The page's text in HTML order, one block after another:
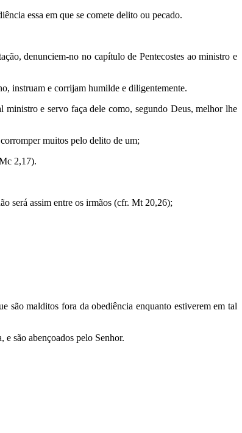
essa em que se comete delito ou pecado.
denunciem-no no capítulo de Pentecostes ao ministro e
instruam e corrijam humilde e diligentemente.
ministro e servo faça dele como, segundo Deus, melhor lhe
muitos pelo delito de um;
2,17).
será assim entre os irmãos (cfr. Mt 20,26);
são malditos fora da obediência enquanto estiverem em tal
e são abençoados pelo Senhor.